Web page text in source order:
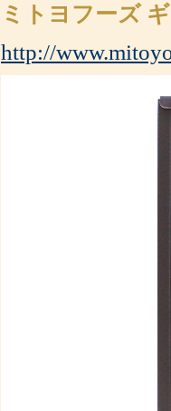
ミトヨフーズ
http://